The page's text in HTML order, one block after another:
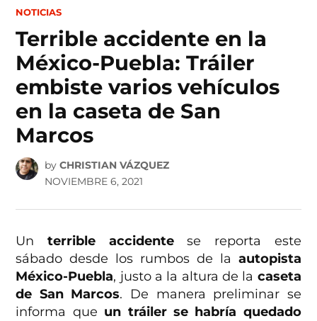
POSTED
NOTICIAS
Terrible accidente en la
México-Puebla: Tráiler
embiste varios vehículos
en la caseta de San
Marcos
by CHRISTIAN VÁZQUEZ
NOVIEMBRE 6, 2021
Unterrible accidentese reporta este
sábado desde los rumbos de la autopista
México-Puebla, justo a la altura de la caseta
de San Marcos. De manera preliminar se
informa que un tráiler se habría quedado